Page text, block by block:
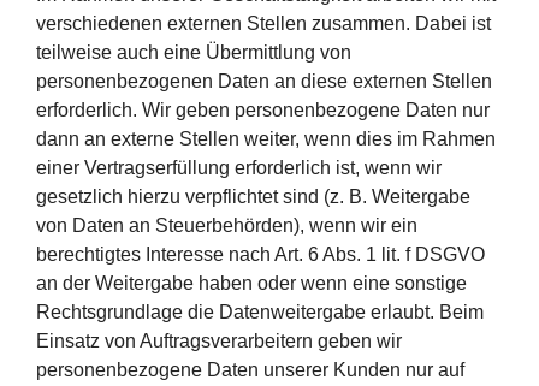
verschiedenen externen Stellen zusammen. Dabei ist
teilweise auch eine Übermittlung von
personenbezogenen Daten an diese externen Stellen
erforderlich. Wir geben personenbezogene Daten nur
dann an externe Stellen weiter, wenn dies im Rahmen
einer Vertragserfüllung erforderlich ist, wenn wir
gesetzlich hierzu verpflichtet sind (z. B. Weitergabe
von Daten an Steuerbehörden), wenn wir ein
berechtigtes Interesse nach Art. 6 Abs. 1 lit. f DSGVO
an der Weitergabe haben oder wenn eine sonstige
Rechtsgrundlage die Datenweitergabe erlaubt. Beim
Einsatz von Auftragsverarbeitern geben wir
personenbezogene Daten unserer Kunden nur auf